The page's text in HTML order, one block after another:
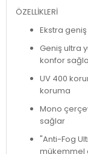
ÖZELLİKLERİ
Ekstra
Geniş ultra
konfor
UV 400
koruma
Mono
sağlar
"Anti-Fog
mükemmel